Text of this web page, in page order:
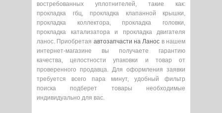
востребованных уплотнителей, такие как:
прокладка гбц, прокладка клапанной крышки,
прокладка коллектора, прокладка головки,
прокладка катализатора и прокладка двигателя
ланос. Приобретая автозапчасти на Ланос в нашем
интернет-магазине вы получаете гарантию
качества, целостности упаковки и товар от
проверенного продавца. Для оформления заявки
требуется всего пара минут, удобный фильтр
поиска подберет товары необходимые
индивидуально для вас.